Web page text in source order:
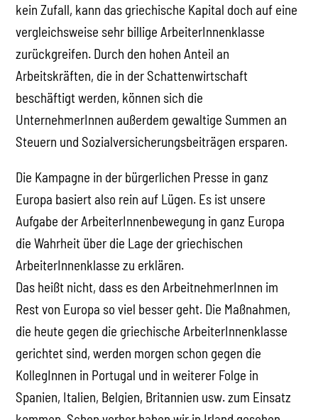
kein Zufall, kann das griechische Kapital doch auf eine
vergleichsweise sehr billige ArbeiterInnenklasse
zurückgreifen. Durch den hohen Anteil an
Arbeitskräften, die in der Schattenwirtschaft
beschäftigt werden, können sich die
UnternehmerInnen außerdem gewaltige Summen an
Steuern und Sozialversicherungsbeiträgen ersparen.
Die Kampagne in der bürgerlichen Presse in ganz
Europa basiert also rein auf Lügen. Es ist unsere
Aufgabe der ArbeiterInnenbewegung in ganz Europa
die Wahrheit über die Lage der griechischen
ArbeiterInnenklasse zu erklären.
Das heißt nicht, dass es den ArbeitnehmerInnen im
Rest von Europa so viel besser geht. Die Maßnahmen,
die heute gegen die griechische ArbeiterInnenklasse
gerichtet sind, werden morgen schon gegen die
KollegInnen in Portugal und in weiterer Folge in
Spanien, Italien, Belgien, Britannien usw. zum Einsatz